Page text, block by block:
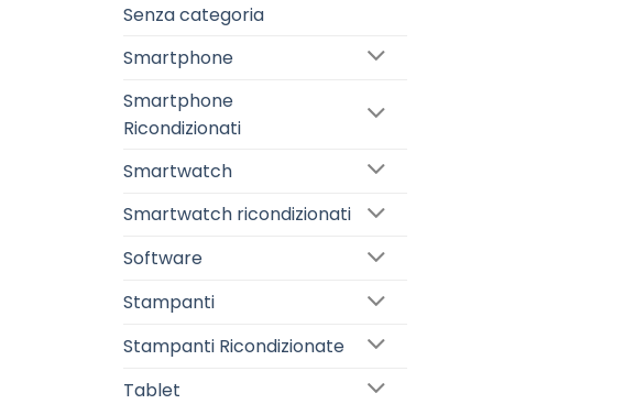
Senza categoria
Smartphone
Smartphone
Ricondizionati
Smartwatch
Smartwatch ricondizionati
Software
Stampanti
Stampanti Ricondizionate
Tablet